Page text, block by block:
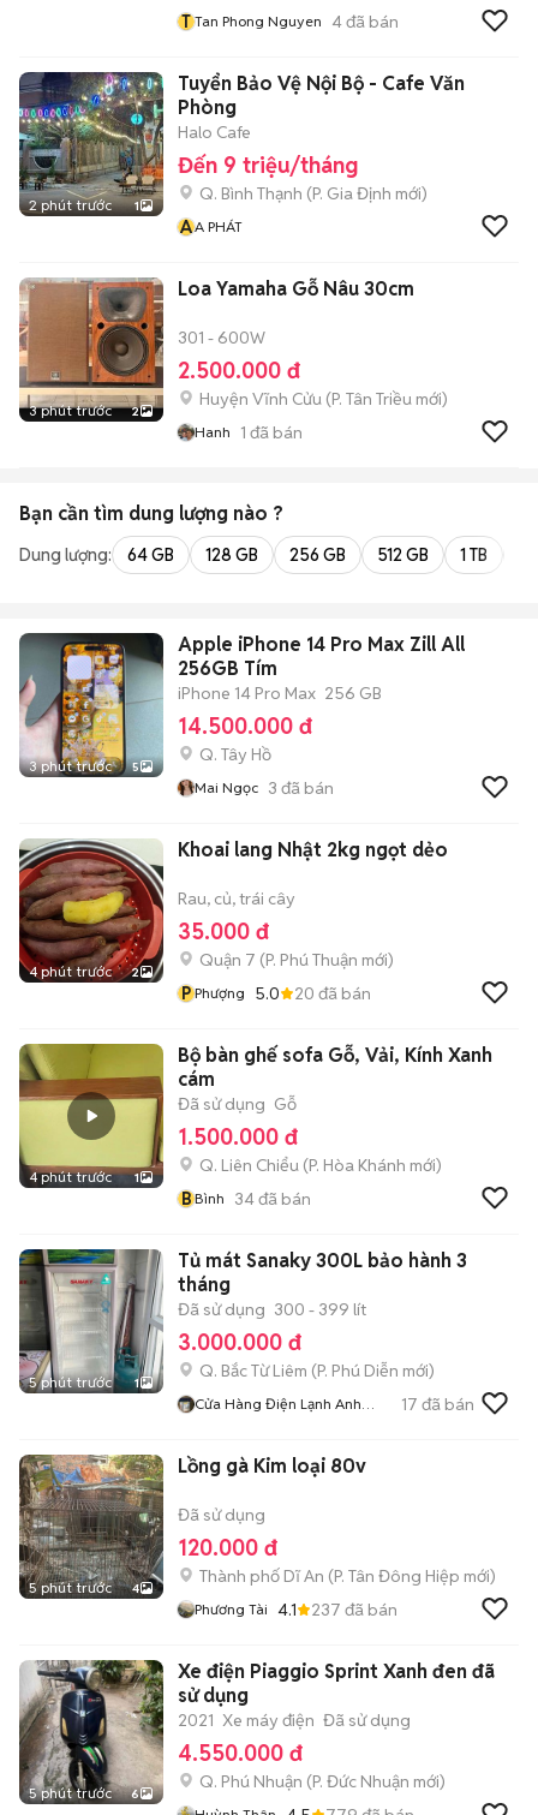
T Tan Phong Nguyen 4đã bán
2 phút trước 1
Tuyển Bảo Vệ Nội Bộ - Cafe Văn
Phòng
Halo Cafe
Đến 9 triệu/tháng
Q. Bình Thạnh (P. Gia Định mới)
AA PHÁT
3 phút trước 2
Loa Yamaha Gỗ Nâu 30cm
301 - 600W
2.500.000 đ
Huyện Vĩnh Cửu (P. Tân Triều mới)
Hanh 1 đã bán
Bạn cần tìm dung lượng nào ?
Dung lượng: 64 GB 128 GB 256 GB 512 GB 1 TB
3 phút trước 5
Apple iPhone 14 Pro Max Zill All
256GB Tím
iPhone 14 Pro Max 256 GB
14.500.000 đ
Q. Tây Hồ
Mai Ngọc 3 đã bán
4 phút trước 2
Khoai lang Nhật 2kg ngọt dẻo
Rau, củ, trái cây
35.000 đ
Quận 7 (P. Phú Thuận mới)
P Phượng 5.0 20 đã bán
4 phút trước 1
Bộ bàn ghế sofa Gỗ, Vải, Kính Xanh
cám
Đã sử dụng Gỗ
1.500.000 đ
Q. Liên Chiểu (P. Hòa Khánh mới)
BBình 34đã bán
5 phút trước 1
Tủ mát Sanaky 300L bảo hành 3
tháng
Đã sử dụng 300 - 399 lít
3.000.000 đ
Q. Bắc Từ Liêm (P. Phú Diễn mới)
Cửa Hàng Điện Lạnh Anh
17 đã bán
5 phút trước 4
Lồng gà Kim loại 80v
Đã sử dụng
120.000 đ
Thành phố Dĩ An (P. Tân Đông Hiệp mới)
Phương Tài 4.1 237 đã bán
5 phút trước 6
Xe điện Piaggio Sprint Xanh đen đã
sử dụng
2021 Xe máy điện Đã sử dụng
4.550.000 đ
Q. Phú Nhuận (P. Đức Nhuận mới)